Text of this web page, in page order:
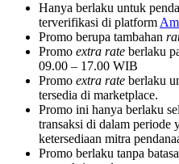
Hanya berlaku untuk
terverifikasi di platform
Promo berupa tambahan
Promo extra rate berlaku
09.00 – 17.00 WIB
Promo extra rate berlaku
tersedia di marketplace.
Promo ini hanya berlaku
transaksi di dalam periode
ketersediaan mitra
Promo berlaku tanpa